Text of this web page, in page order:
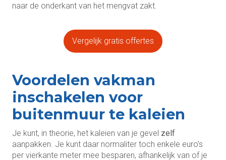
naar de onderkant van het mengvat zakt.
Vergelijk gratis offertes
Voordelen vakman
inschakelen voor
buitenmuur te kaleien
Je kunt, in theorie, het kaleien van je gevel zelf
aanpakken. Je kunt daar normaliter toch enkele euro’s
per vierkante meter mee besparen, afhankelijk van of je